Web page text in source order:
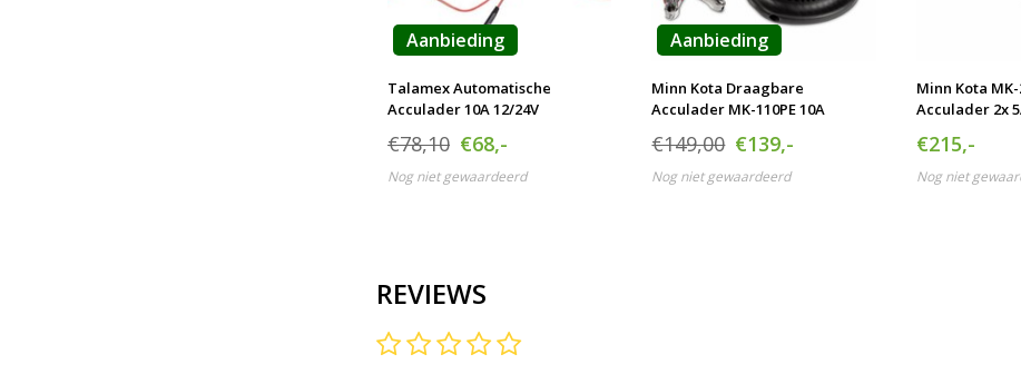
Aanbieding
Talamex Automatische
Acculader 10A 12/24V
€78,10 €68,-
Nog niet gewaardeerd
Aanbieding
Minn Kota Draagbare
Acculader MK-110PE 10A
€149,00 €139,-
Nog niet gewaardeerd
Minn Kota
Acculader 2x
€215,-
Nog niet
REVIEWS